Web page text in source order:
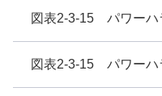
図表2-3-15 パワーハ
図表2-3-15 パワーハ